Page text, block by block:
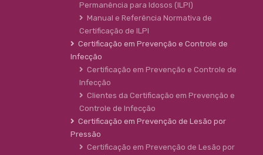
Permanência para Idosos (ILPI)
Manual e Referência Normativa de
Certificação de ILPI
Certificação em Prevenção e Controle de
Infecção
Certificação em Prevenção e Controle de
Infecção
Clientes da Certificação em Prevenção e
Controle de Infecção
Certificação em Prevenção de Lesão por
Pressão
Certificação em Prevenção de Lesão por